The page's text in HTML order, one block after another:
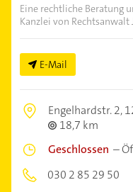
Eine rechtliche Beratung
Kanzlei von Rechtsanwalt
E-Mail
Engelhardstr. 2,
18,7 km
Geschlossen –
030 2 85 29 50